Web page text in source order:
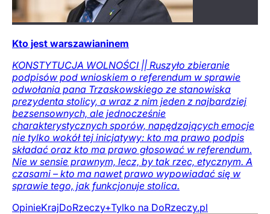
Kto jest warszawianinem
KONSTYTUCJA WOLNOŚCI || Ruszyło zbieranie
podpisów pod wnioskiem o referendum w sprawie
odwołania pana Trzaskowskiego ze stanowiska
prezydenta stolicy, a wraz z nim jeden z najbardziej
bezsensownych, ale jednocześnie
charakterystycznych sporów, napędzających emocje
nie tylko wokół tej inicjatywy: kto ma prawo podpis
składać oraz kto ma prawo głosować w referendum.
Nie w sensie prawnym, lecz, by tak rzec, etycznym. A
czasami – kto ma nawet prawo wypowiadać się w
sprawie tego, jak funkcjonuje stolica.
OpinieKrajDoRzeczy+Tylko na DoRzeczy.pl